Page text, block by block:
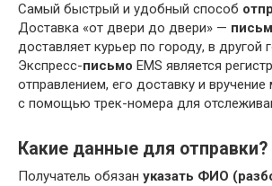
Самый быстрый и удобный способ
Доставка «от двери до двери» —
доставляет курьер по городу, в другой
Экспресс-письмо EMS является
отправлением, его доставку и
с помощью трек-номера для
Какие данные для отправки?
Получатель обязан указать ФИО